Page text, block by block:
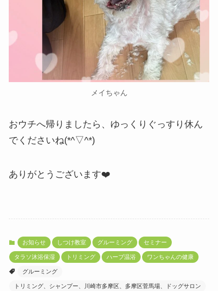
メイちゃん
おウチへ帰りましたら、ゆっくりぐっすり休ん
でくださいね(*^▽^*)
ありがとうございます❤️
お知らせ しつけ教室 グルーミング セミナー
タラソ沐浴保湿 トリミング ハーブ温浴 ワンちゃんの健康
グルーミング
トリミング、シャンプー、川崎市多摩区、多摩区菅馬場、ドッグサロン